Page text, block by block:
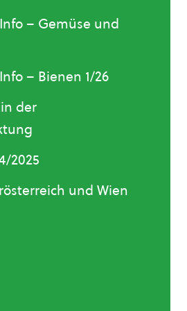
– Gemüse und
– Bienen 1/26
der
2025
und Wien